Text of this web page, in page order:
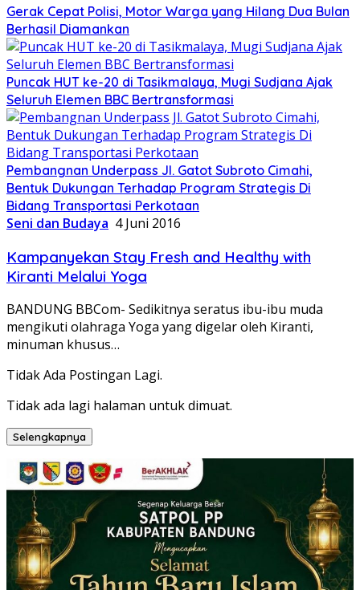
Gerak Cepat Polisi, Motor Warga yang Hilang Dua Bulan
Berhasil Diamankan
Puncak HUT ke-20 di Tasikmalaya, Mugi Sudjana Ajak
Seluruh Elemen BBC Bertransformasi
Pembangnan Underpass Jl. Gatot Subroto Cimahi,
Bentuk Dukungan Terhadap Program Strategis Di
Bidang Transportasi Perkotaan
Seni dan Budaya 4 Juni 2016
Kampanyekan Stay Fresh and Healthy with
Kiranti Melalui Yoga
BANDUNG BBCom- Sedikitnya seratus ibu-ibu muda
mengikuti olahraga Yoga yang digelar oleh Kiranti,
minuman khusus…
Tidak Ada Postingan Lagi.
Tidak ada lagi halaman untuk dimuat.
Selengkapnya